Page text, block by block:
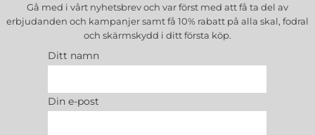
Gå med i vårt nyhetsbrev och var först med att få ta del av
erbjudanden och kampanjer samt få 10% rabatt på alla skal, fodral
och skärmskydd i ditt första köp.
Ditt namn
Din e-post